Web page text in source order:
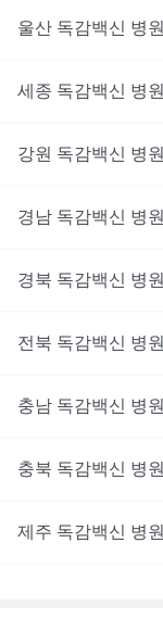
울산 독감백신 병원
세종 독감백신 병원
강원 독감백신 병원
경남 독감백신 병원
경북 독감백신 병원
전북 독감백신 병원
충남 독감백신 병원
충북 독감백신 병원
제주 독감백신 병원